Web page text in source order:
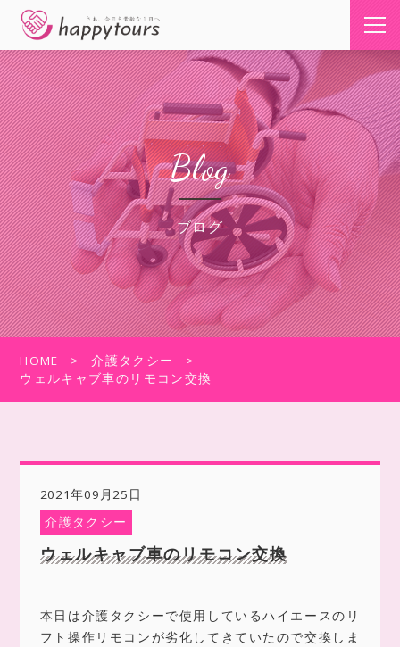
Blog
ブログ
HOME
介護タクシー
ウェルキャブ車のリモコン交換
2021年09月25日
介護タクシー
ウェルキャブ車のリモコン交換
本日は介護タクシーで使用しているハイエースのリ
フト操作リモコンが劣化してきていたので交換しま